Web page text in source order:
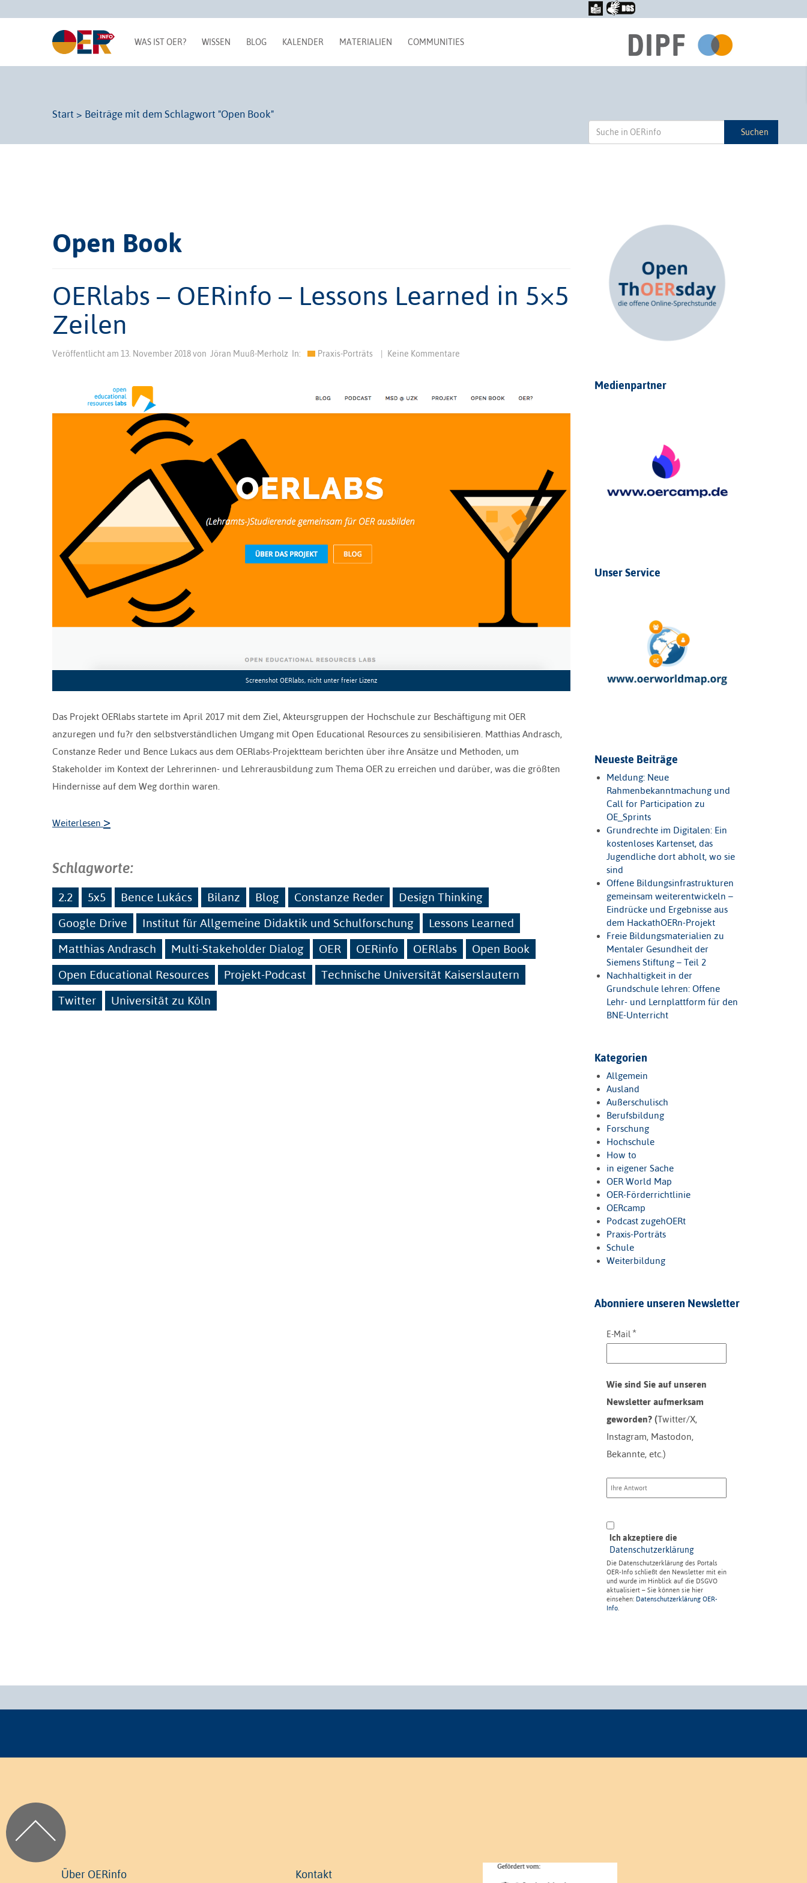
WAS IST OER? WISSEN BLOG KALENDER MATERIALIEN COMMUNITIES
Start > Beiträge mit dem Schlagwort "Open Book"
Suchen
Open Book
OERlabs – OERinfo – Lessons Learned in 5×5
Zeilen
Veröffentlicht am 13. November 2018von Jöran Muuß-Merholz In: Praxis-Porträts Keine Kommentare
Screenshot OERlabs, nicht unter freier Lizenz
Das Projekt OERlabs startete im April 2017 mit dem Ziel, Akteursgruppen der Hochschule zur Beschäftigung mit OER
anzuregen und fu?r den selbstverständlichen Umgang mit Open Educational Resources zu sensibilisieren. Matthias Andrasch,
Constanze Reder und Bence Lukacs aus dem OERlabs-Projektteam berichten über ihre Ansätze und Methoden, um
Stakeholder im Kontext der Lehrerinnen- und Lehrerausbildung zum Thema OER zu erreichen und darüber, was die größten
Hindernisse auf dem Weg dorthin waren.
Weiterlesen >
Schlagworte:
2.2 5x5 Bence Lukács Bilanz Blog Constanze Reder
Design Thinking
Google Drive
Institut für Allgemeine Didaktik und Schulforschung
Lessons Learned
Matthias Andrasch
Multi-Stakeholder Dialog OER OERinfo OERlabs
Open Book
Open Educational Resources
Projekt-Podcast
Technische Universität Kaiserslautern
Twitter
Universität zu Köln
Medienpartner
Unser Service
Neueste Beiträge
Meldung: Neue
Rahmenbekanntmachung und
Call for Participation zu
OE_Sprints
Grundrechte im Digitalen: Ein
kostenloses Kartenset, das
Jugendliche dort abholt, wo sie
sind
Offene Bildungsinfrastrukturen
gemeinsam weiterentwickeln –
Eindrücke und Ergebnisse aus
dem HackathOERn-Projekt
Freie Bildungsmaterialien zu
Mentaler Gesundheit der
Siemens Stiftung – Teil 2
Nachhaltigkeit in der
Grundschule lehren: Offene
Lehr- und Lernplattform für den
BNE-Unterricht
Kategorien
Allgemein
Ausland
Außerschulisch
Berufsbildung
Forschung
Hochschule
How to
in eigener Sache
OER World Map
OER-Förderrichtlinie
OERcamp
Podcast zugehOERt
Praxis-Porträts
Schule
Weiterbildung
Abonniere unseren Newsletter
E-Mail *
Wie sind Sie auf unseren
Newsletter aufmerksam
geworden? (Twitter/X,
Instagram, Mastodon,
Bekannte, etc.)
Ich akzeptiere die
Datenschutzerklärung
Die Datenschutzerklärung des Portals
OER-Info schließt den Newsletter mit ein
und wurde im Hinblick auf die DSGVO
aktualisiert – Sie können sie hier
einsehen: Datenschutzerklärung OER-
Info.
Über OERinfo Kontakt